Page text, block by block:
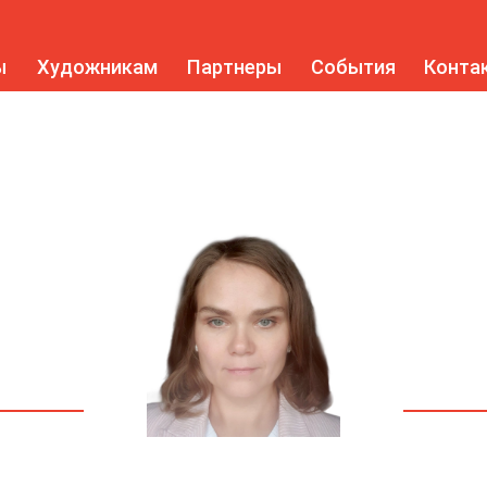
Художникам Партнеры События